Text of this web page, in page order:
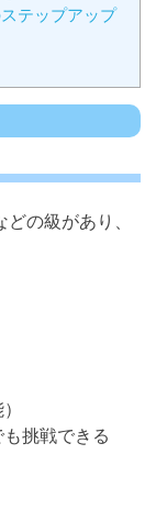
テップアップ
どの級があり、
挑戦できる